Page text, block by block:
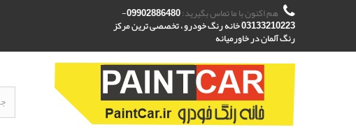
هم اکنون با ما تماس بگیرید: 09902886480-
03133210223 خانه رنگ خودرو ، تخصصی ترین مرکز
رنگ آلمان در خاورمیانه